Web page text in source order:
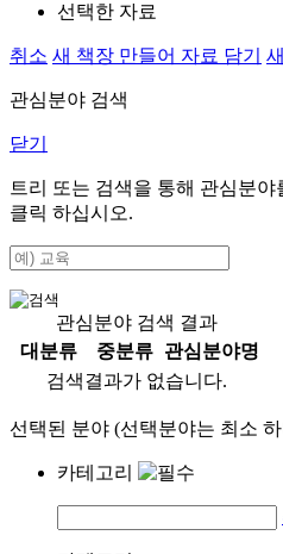
선택한 자료
취소 새 책장 만들어 자료 담기
관심분야 검색
닫기
트리 또는 검색을 통해 관심분야
클릭 하십시오.
관심분야 검색 결과
대분류
중분류
관심분야명
검색결과가 없습니다.
선택된 분야 (선택분야는 최소
카테고리